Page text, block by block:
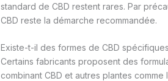
standard de CBD restent rares. Par
CBD reste la démarche recommandée.
Existe-t-il des formes de CBD
Certains fabricants proposent des
combinant CBD et autres plantes